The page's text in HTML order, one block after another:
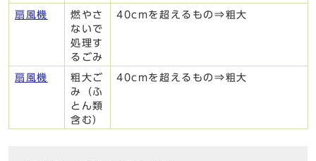
扇風機
燃やさ
ないで
処理す
るごみ
40cmを超えるもの⇒粗大
扇風機
粗大ご
み（ふ
とん類
含む）
40cmを超えるもの⇒粗大